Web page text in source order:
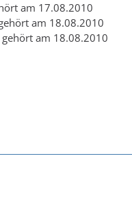
am 17.08.2010
am 18.08.2010
am 18.08.2010